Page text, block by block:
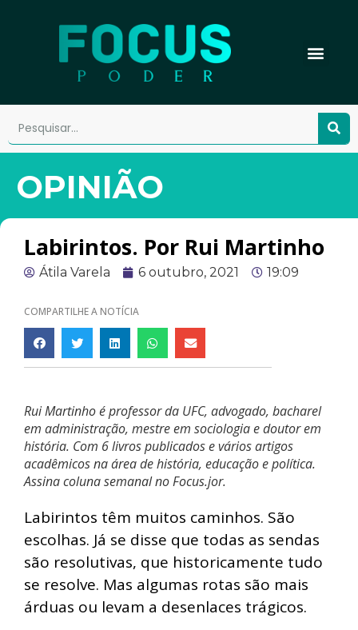
OPINIÃO
Labirintos. Por Rui Martinho
Átila Varela 6 outubro, 2021 19:09
COMPARTILHE A NOTÍCIA
Rui Martinho é professor da UFC, advogado, bacharel
em administração, mestre em sociologia e doutor em
história. Com 6 livros publicados e vários artigos
acadêmicos na área de história, educação e política.
Assina coluna semanal no Focus.jor.
Labirintos têm muitos caminhos. São
escolhas. Já se disse que todas as sendas
são resolutivas, que historicamente tudo
se resolve. Mas algumas rotas são mais
árduas ou levam a desenlaces trágicos.